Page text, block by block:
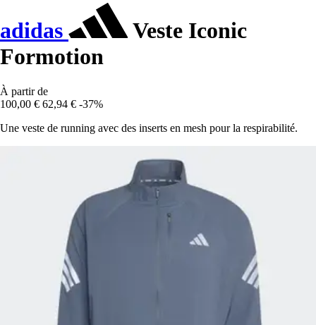
adidas
Veste Iconic
Formotion
À partir de
100,00 € 62,94 € -37%
Une veste de running avec des inserts en mesh pour la respirabilité.